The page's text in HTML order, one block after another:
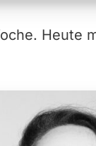
Heute